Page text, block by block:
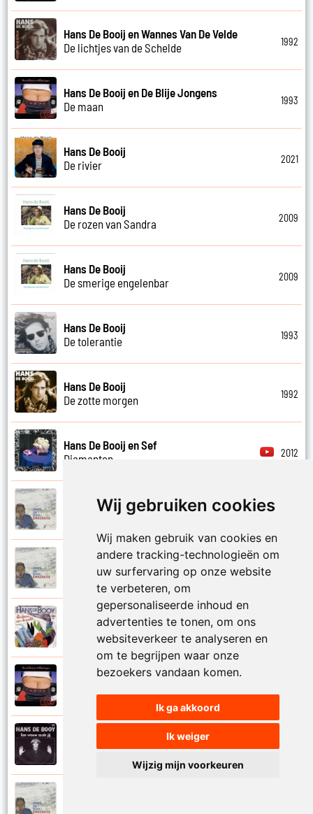
Wij gebruiken cookies
Wij maken gebruik van cookies en
andere tracking-technologieën om
uw surfervaring op onze website
te verbeteren, om
gepersonaliseerde inhoud en
advertenties te tonen, om ons
websiteverkeer te analyseren en
om te begrijpen waar onze
bezoekers vandaan komen.
Ik ga akkoord
Ik weiger
Wijzig mijn voorkeuren
Hans De Booij en Wannes Van De Velde
De lichtjes van de Schelde
1992
Hans De Booij en De Blije Jongens
De maan
1993
Hans De Booij
De rivier
2021
Hans De Booij
De rozen van Sandra
2009
Hans De Booij
De smerige engelenbar
2009
Hans De Booij
De tolerantie
1993
Hans De Booij
De zotte morgen
1992
Hans De Booij en Sef
Diamanten
2012
Hans De Booij
Dit is geweldig
Hans De Booij
Doebiedoe
Hans De Booij
Drie kamers
Hans De Booij en De Blije Jongens
Een vrouw zoals jij